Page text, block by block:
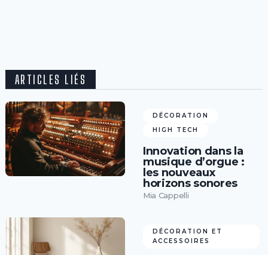
ARTICLES LIÉS
DÉCORATION
HIGH TECH
Innovation dans la
musique d’orgue :
les nouveaux
horizons sonores
Mia Cappelli
DÉCORATION ET
ACCESSOIRES